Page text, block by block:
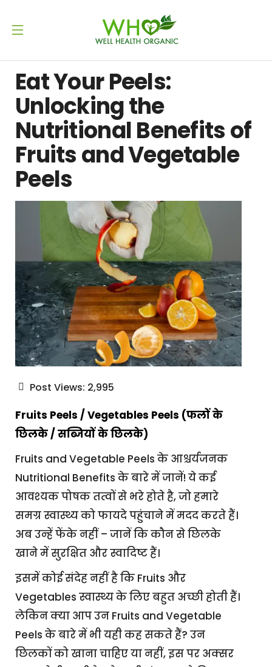
Eat Your Peels:
Unlocking the
Nutritional Benefits of
Fruits and Vegetable
Peels
Post Views: 2,995
Fruits Peels / Vegetables Peels (फलों के
छिलके / सब्जियों के छिलके)
Fruits and Vegetable Peels के आश्चर्यजनक
Nutritional Benefits के बारे में जानें! ये कई
आवश्यक पोषक तत्वों से भरे होते है, जो हमारे
समग्र स्वास्थ्य को फायदे पहुंचाने में मदद करते हैं।
अब उन्हें फेंके नहीं – जानें कि कौन से छिलके
खाने में सुरक्षित और स्वादिष्ट हैं।
इसमें कोई संदेह नहीं है कि Fruits और
Vegetables स्वास्थ्य के लिए बहुत अच्छी होती हैं।
लेकिन क्या आप उन Fruits and Vegetable
Peels के बारे में भी यही कह सकते हैं? उन
छिलकों को खाना चाहिए या नहीं, इस पर अक्सर